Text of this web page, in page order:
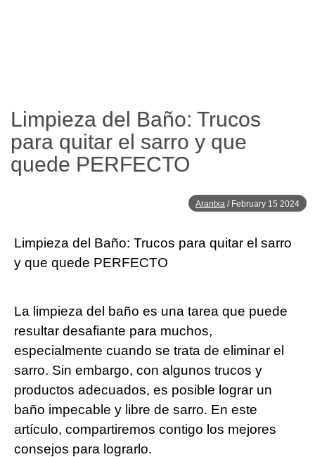
Limpieza del Baño: Trucos
para quitar el sarro y que
quede PERFECTO
Arantxa / February 15 2024
Limpieza del Baño: Trucos para quitar el sarro
y que quede PERFECTO
La limpieza del baño es una tarea que puede
resultar desafiante para muchos,
especialmente cuando se trata de eliminar el
sarro. Sin embargo, con algunos trucos y
productos adecuados, es posible lograr un
baño impecable y libre de sarro. En este
artículo, compartiremos contigo los mejores
consejos para lograrlo.